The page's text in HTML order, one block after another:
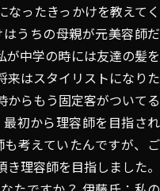
ったきっかけを教えてく
うちの母親が元美容師だ
が中学の時には友達の髪を
来はスタイリストになりた
からもう固定客がついてる
初から理容師を目指され
考えていたんですが、ご
理容師を目指しました。